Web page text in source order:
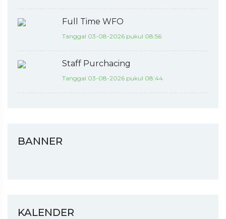
Full Time WFO
Tanggal 03-08-2026 pukul 08:56
Staff Purchacing
Tanggal 03-08-2026 pukul 08:44
BANNER
KALENDER